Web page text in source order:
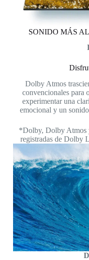
SONIDO MÁS
Dolby Atmos
convencionales para
experimentar una
emocional y un
*Dolby, Dolby Atmos
registradas de Dolby